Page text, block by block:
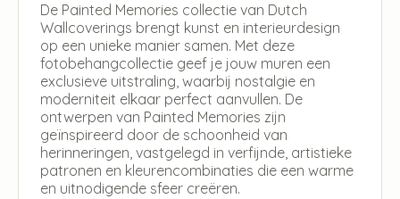
De Painted Memories collectie van Dutch
Wallcoverings brengt kunst en interieurdesign
op een unieke manier samen. Met deze
fotobehangcollectie geef je jouw muren een
exclusieve uitstraling, waarbij nostalgie en
moderniteit elkaar perfect aanvullen. De
ontwerpen van Painted Memories zijn
geïnspireerd door de schoonheid van
herinneringen, vastgelegd in verfijnde, artistieke
patronen en kleurencombinaties die een warme
en uitnodigende sfeer creëren.